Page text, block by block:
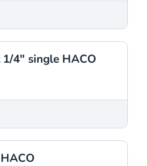
4" single HACO